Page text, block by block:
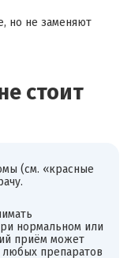
но не заменяют
стоит
(см. «красные
нормальном или
приём может
препаратов